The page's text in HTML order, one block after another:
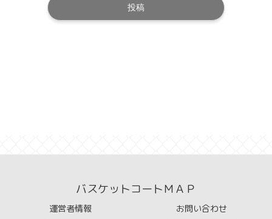
バスケットコートＭＡＰ
運営者情報
お問い合わせ